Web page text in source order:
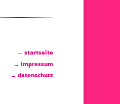
→ startseite
→ impressum
→ datenschutz